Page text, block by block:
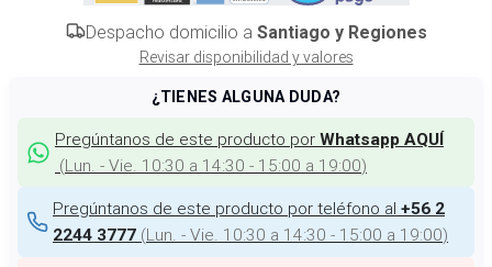
Despacho domicilio a Santiago y Regiones
Revisar disponibilidad y valores
¿TIENES ALGUNA DUDA?
Pregúntanos de este producto por Whatsapp AQUÍ
(Lun. - Vie. 10:30 a 14:30 - 15:00 a 19:00)
Pregúntanos de este producto por teléfono al +56 2
2244 3777 (Lun. - Vie. 10:30 a 14:30 - 15:00 a 19:00)